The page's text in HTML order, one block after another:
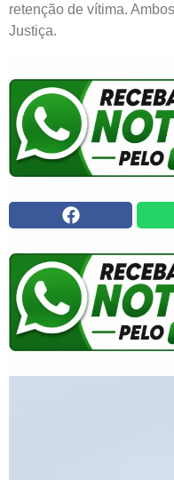
retenção de vítima.
Justiça.